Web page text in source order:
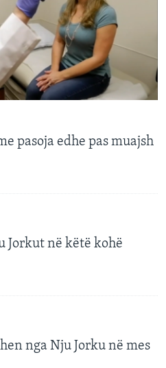
pasoja edhe pas muajsh
Jorkut në këtë kohë
nga Nju Jorku në mes